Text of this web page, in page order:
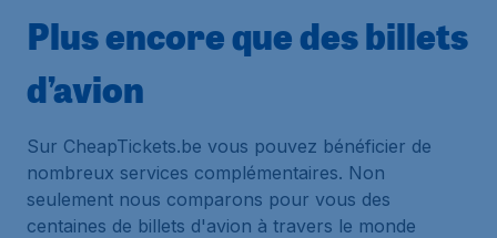
Plus encore que des billets
d’avion
Sur CheapTickets.be vous pouvez bénéficier de
nombreux services complémentaires. Non
seulement nous comparons pour vous des
centaines de billets d'avion à travers le monde